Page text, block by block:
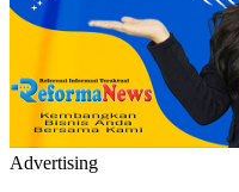
Advertising